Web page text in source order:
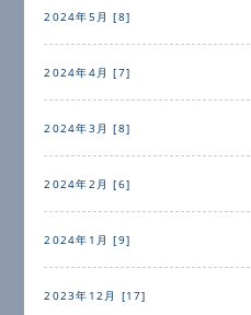
2024年5月 [8]
2024年4月 [7]
2024年3月 [8]
2024年2月 [6]
2024年1月 [9]
2023年12月 [17]